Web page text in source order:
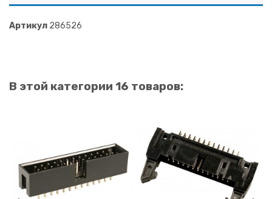
Артикул 286526
В этой категории 16 товаров: